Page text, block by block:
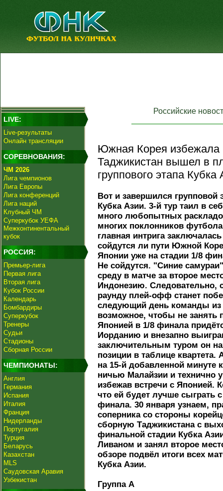
LIVE:
Live-результаты
Онлайн трансляции
СОРЕВНОВАНИЯ:
ЧМ 2026
Лига чемпионов
Лига Европы
Лига конференций
Лига наций
Клубный ЧМ
Суперкубок УЕФА
Межконтинентальный
кубок
РОССИЯ:
Премьер-лига
Первая лига
Вторая лига
Кубок России
Календарь
Бомбардиры
Суперкубок
Тренеры
Судьи
Стадионы
Сборная России
ЧЕМПИОНАТЫ:
Англия
Германия
Испания
Италия
Франция
Нидерланды
Португалия
Турция
Беларусь
Казахстан
MLS
Саудовская Аравия
Узбекистан
Российские
Южная Корея избежала
Таджикистан вышел в
группового этапа Кубка
Вот и завершился групповой
Кубка Азии. 3-й тур таил в
много любопытных
многих поклонников футбола
главная интрига
сойдутся ли пути Южной
Японии уже на стадии 1/8
Не сойдутся. "Синие
среду в матче за второе
Индонезию. Следовательно,
раунду плей-офф станет
следующий день команды из
возможное, чтобы не занять
Японией в 1/8 финала
Иорданию и внезапно
заключительным туром он
позиции в таблице квартета.
на 15-й добавленной минуте
ничью Малайзии и технично
избежав встречи с Японией.
что ей будет лучше сыграть
финала. 30 января узнаем,
соперника со стороны
сборную Таджикистана с
финальной стадии Кубка
Ливаном и занял второе
обзоре подвёл итоги всех
Кубка Азии.
Группа A